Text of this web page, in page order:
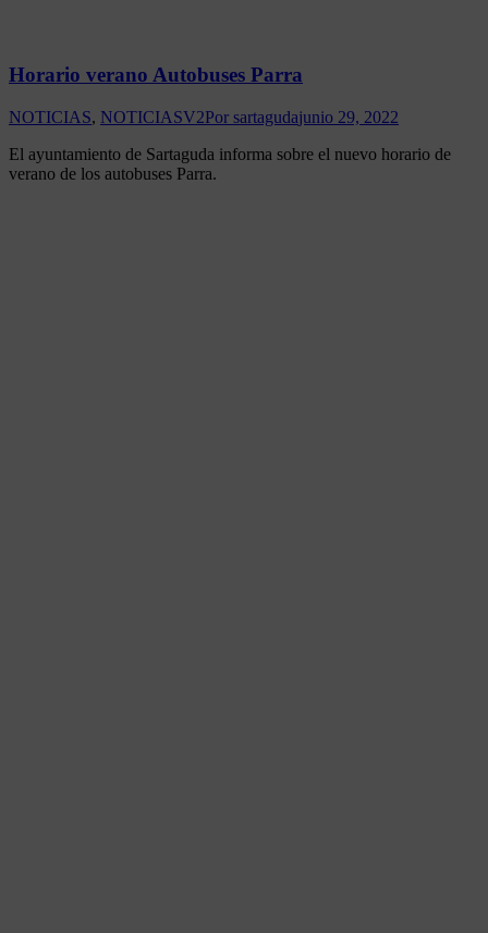
Horario verano Autobuses Parra
NOTICIAS, NOTICIASV2Por sartagudajunio 29, 2022
El ayuntamiento de Sartaguda informa sobre el nuevo horario de
verano de los autobuses Parra.